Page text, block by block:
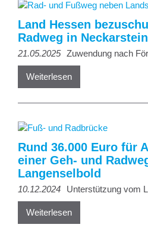
Land Hessen
Radweg in
21.05.2025 Zuwendung nach
Weiterlesen
Rund 36.000 Euro für
einer Geh- und
Langenselbold
10.12.2024 Unterstützung vom
Weiterlesen